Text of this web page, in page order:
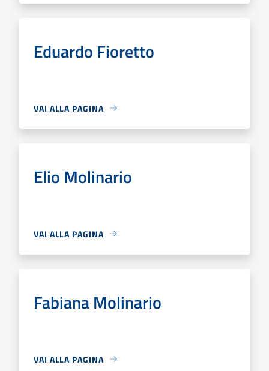
Eduardo Fioretto
VAI ALLA PAGINA
Elio Molinario
VAI ALLA PAGINA
Fabiana Molinario
VAI ALLA PAGINA